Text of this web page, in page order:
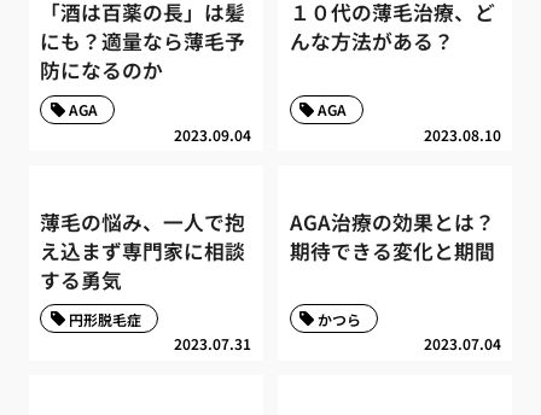
「酒は百薬の長」は髪
にも？適量なら薄毛予
防になるのか
2023.09.04
AGA
１０代の薄毛治療、ど
んな方法がある？
2023.08.10
AGA
薄毛の悩み、一人で抱
え込まず専門家に相談
する勇気
2023.07.31
円形脱毛症
AGA治療の効果とは？
期待できる変化と期間
2023.07.04
かつら